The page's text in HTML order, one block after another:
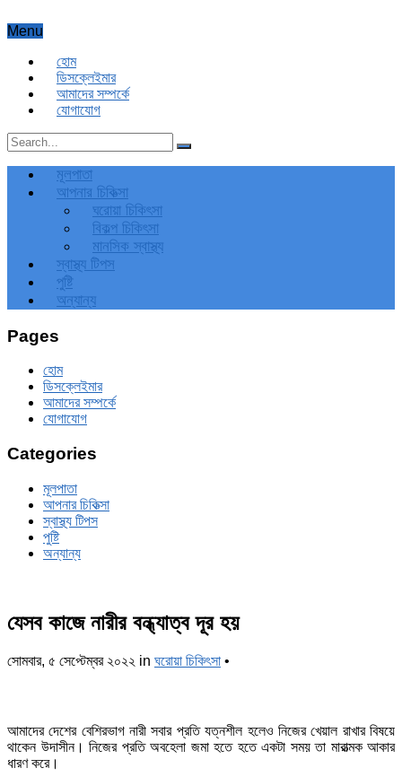
Menu
হোম
ডিসক্লেইমার
আমাদের সম্পর্কে
যোগাযোগ
মূলপাতা
আপনার চিকিত্‍সা
ঘরোয়া চিকিৎসা
বিকল্প চিকিৎসা
মানসিক স্বাস্থ্য
স্বাস্থ্য টিপস
পুষ্টি
অন্যান্য
Pages
হোম
ডিসক্লেইমার
আমাদের সম্পর্কে
যোগাযোগ
Categories
মূলপাতা
আপনার চিকিত্‍সা
স্বাস্থ্য টিপস
পুষ্টি
অন্যান্য
যেসব কাজে নারীর বন্ধ্যাত্ব দূর হয়
সোমবার, ৫ সেপ্টেম্বর ২০২২ in ঘরোয়া চিকিৎসা •
আমাদের দেশের বেশিরভাগ নারী সবার প্রতি যত্নশীল হলেও নিজের খেয়াল রাখার বিষয়ে
থাকেন উদাসীন। নিজের প্রতি অবহেলা জমা হতে হতে একটা সময় তা মারাত্মক আকার
ধারণ করে।